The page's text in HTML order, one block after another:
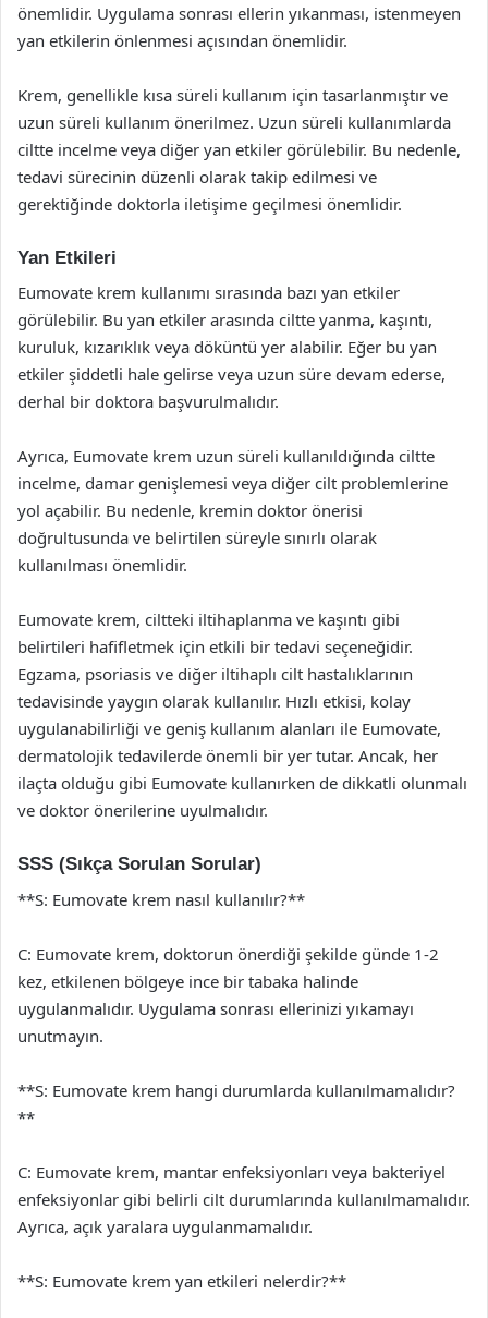
önemlidir. Uygulama sonrası ellerin yıkanması, istenmeyen
yan etkilerin önlenmesi açısından önemlidir.
Krem, genellikle kısa süreli kullanım için tasarlanmıştır ve
uzun süreli kullanım önerilmez. Uzun süreli kullanımlarda
ciltte incelme veya diğer yan etkiler görülebilir. Bu nedenle,
tedavi sürecinin düzenli olarak takip edilmesi ve
gerektiğinde doktorla iletişime geçilmesi önemlidir.
Yan Etkileri
Eumovate krem kullanımı sırasında bazı yan etkiler
görülebilir. Bu yan etkiler arasında ciltte yanma, kaşıntı,
kuruluk, kızarıklık veya döküntü yer alabilir. Eğer bu yan
etkiler şiddetli hale gelirse veya uzun süre devam ederse,
derhal bir doktora başvurulmalıdır.
Ayrıca, Eumovate krem uzun süreli kullanıldığında ciltte
incelme, damar genişlemesi veya diğer cilt problemlerine
yol açabilir. Bu nedenle, kremin doktor önerisi
doğrultusunda ve belirtilen süreyle sınırlı olarak
kullanılması önemlidir.
Eumovate krem, ciltteki iltihaplanma ve kaşıntı gibi
belirtileri hafifletmek için etkili bir tedavi seçeneğidir.
Egzama, psoriasis ve diğer iltihaplı cilt hastalıklarının
tedavisinde yaygın olarak kullanılır. Hızlı etkisi, kolay
uygulanabilirliği ve geniş kullanım alanları ile Eumovate,
dermatolojik tedavilerde önemli bir yer tutar. Ancak, her
ilaçta olduğu gibi Eumovate kullanırken de dikkatli olunmalı
ve doktor önerilerine uyulmalıdır.
SSS (Sıkça Sorulan Sorular)
**S: Eumovate krem nasıl kullanılır?**
C: Eumovate krem, doktorun önerdiği şekilde günde 1-2
kez, etkilenen bölgeye ince bir tabaka halinde
uygulanmalıdır. Uygulama sonrası ellerinizi yıkamayı
unutmayın.
**S: Eumovate krem hangi durumlarda kullanılmamalıdır?
**
C: Eumovate krem, mantar enfeksiyonları veya bakteriyel
enfeksiyonlar gibi belirli cilt durumlarında kullanılmamalıdır.
Ayrıca, açık yaralara uygulanmamalıdır.
**S: Eumovate krem yan etkileri nelerdir?**